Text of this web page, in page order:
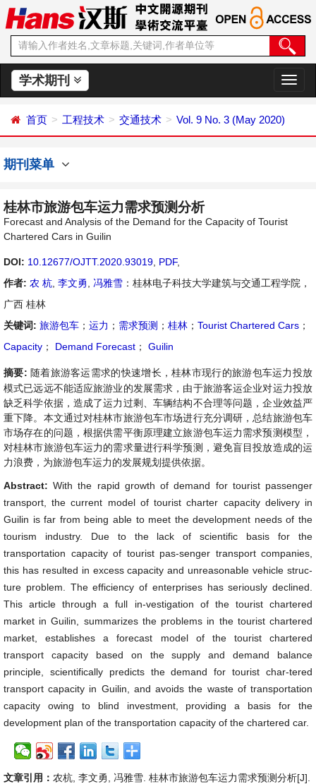
学术期刊
切
换
首页 工程技术 交通技术 Vol. 9 No. 3 (May 2020)
期刊菜单
桂林市旅游包车运力需求预测分析
Forecast and Analysis of the Demand for the Capacity of Tourist
Chartered Cars in Guilin
DOI: 10.12677/OJTT.2020.93019 PDF,
作者: 农 杭 李文勇 冯雅雪 ：桂林电子科技大学建筑与交通工程学院，
广西 桂林
关键词: 旅游包车 ； 运力 ； 需求预测 ； 桂林 ； Tourist Chartered Cars ；
Capacity ； Demand Forecast ； Guilin
摘要: 随着旅游客运需求的快速增长，桂林市现行的旅游包车运力投放
模式已远远不能适应旅游业的发展需求，由于旅游客运企业对运力投放
缺乏科学依据，造成了运力过剩、车辆结构不合理等问题，企业效益严
重下降。本文通过对桂林市旅游包车市场进行充分调研，总结旅游包车
市场存在的问题，根据供需平衡原理建立旅游包车运力需求预测模型，
对桂林市旅游包车运力的需求量进行科学预测，避免盲目投放造成的运
力浪费，为旅游包车运力的发展规划提供依据。
Abstract:With the rapid growth of demand for tourist passenger
transport, the current model of tourist charter capacity delivery in
Guilin is far from being able to meet the development needs of the
tourism industry. Due to the lack of scientific basis for the
transportation capacity of tourist pas-senger transport companies,
this has resulted in excess capacity and unreasonable vehicle struc-
ture problem. The efficiency of enterprises has seriously declined.
This article through a full in-vestigation of the tourist chartered
market in Guilin, summarizes the problems in the tourist chartered
market, establishes a forecast model of the tourist chartered
transport capacity based on the supply and demand balance
principle, scientifically predicts the demand for tourist char-tered
transport capacity in Guilin, and avoids the waste of transportation
capacity owing to blind investment, providing a basis for the
development plan of the transportation capacity of the chartered car.
文章引用： 农杭, 李文勇, 冯雅雪. 桂林市旅游包车运力需求预测分析[J].